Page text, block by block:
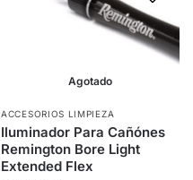
Agotado
ACCESORIOS LIMPIEZA
Iluminador Para Cañónes
Remington Bore Light
Extended Flex